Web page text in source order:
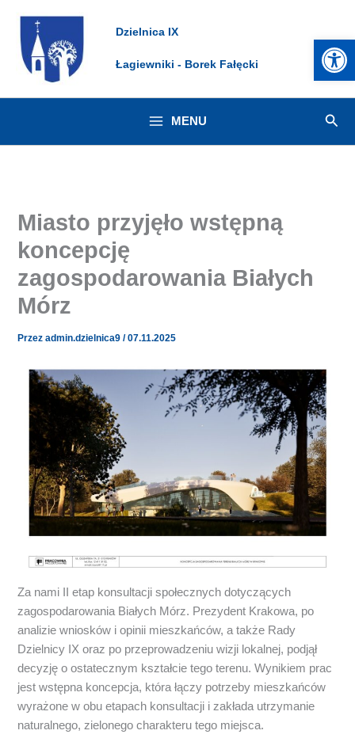
Przejdź
do
treści
Dzielnica IX
Łagiewniki - Borek Fałęcki
MENU
Miasto przyjęło wstępną
koncepcję
zagospodarowania Białych
Mórz
Przezadmin.dzielnica9/07.11.2025
Za nami II etap konsultacji społecznych dotyczących
zagospodarowania Białych Mórz. Prezydent Krakowa, po
analizie wniosków i opinii mieszkańców, a także Rady
Dzielnicy IX oraz po przeprowadzeniu wizji lokalnej, podjął
decyzję o ostatecznym kształcie tego terenu. Wynikiem prac
jest wstępna koncepcja, która łączy potrzeby mieszkańców
wyrażone w obu etapach konsultacji i zakłada utrzymanie
naturalnego, zielonego charakteru tego miejsca.